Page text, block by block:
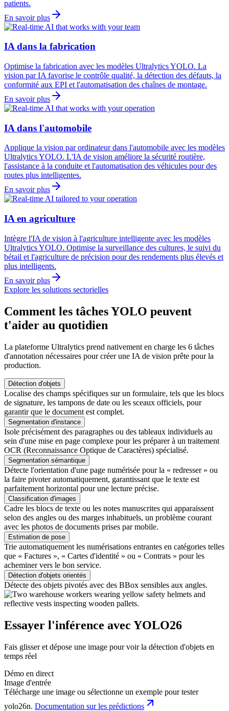
patients.
En savoir plus
IA dans la fabrication
Optimise la fabrication avec les modèles Ultralytics YOLO. La
vision par IA favorise le contrôle qualité, la détection des défauts, la
conformité aux EPI et l'automatisation des chaînes de montage.
En savoir plus
IA dans l'automobile
Applique la vision par ordinateur dans l'automobile avec les modèles
Ultralytics YOLO. L'IA de vision améliore la sécurité routière,
l'assistance à la conduite et l'automatisation des véhicules pour des
routes plus intelligentes.
En savoir plus
IA en agriculture
Intègre l'IA de vision à l'agriculture intelligente avec les modèles
Ultralytics YOLO. Optimise la surveillance des cultures, le suivi du
bétail et l'agriculture de précision pour des rendements plus élevés et
plus intelligents.
En savoir plus
Explore les solutions sectorielles
Comment les tâches YOLO peuvent
t'aider au quotidien
La plateforme Ultralytics prend nativement en charge les 6 tâches
d'annotation nécessaires pour créer une IA de vision prête pour la
production.
Détection d'objets
Localise des champs spécifiques sur un formulaire, tels que les blocs
de signature, les tampons de date ou les sceaux officiels, pour
garantir que le document est complet.
Segmentation d'instance
Isole précisément des paragraphes ou des tableaux individuels au
sein d'une mise en page complexe pour les préparer à un traitement
OCR (Reconnaissance Optique de Caractères) spécialisé.
Segmentation sémantique
Détecte l'orientation d'une page numérisée pour la « redresser » ou
la faire pivoter automatiquement, garantissant que le texte est
parfaitement horizontal pour une lecture précise.
Classification d'images
Cadre les blocs de texte ou les notes manuscrites qui apparaissent
selon des angles ou des marges inhabituels, un problème courant
avec les photos de documents prises par mobile.
Estimation de pose
Trie automatiquement les numérisations entrantes en catégories telles
que « Factures », « Cartes d'identité » ou « Contrats » pour les
acheminer vers le bon service.
Détection d'objets orientés
Détecte des objets pivotés avec des BBox sensibles aux angles.
Essayer l'inférence avec YOLO26
Fais glisser et dépose une image pour voir la détection d'objets en
temps réel
Démo en direct
Image d'entrée
Télécharge une image ou sélectionne un exemple pour tester
yolo26n. Documentation sur les prédictions